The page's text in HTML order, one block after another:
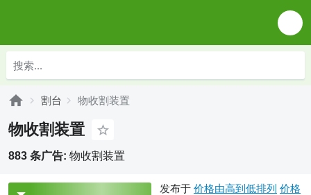
割台 物收割装置
物收割装置
883 条广告: 物收割装置
发布于 价格由高到低排列 价格